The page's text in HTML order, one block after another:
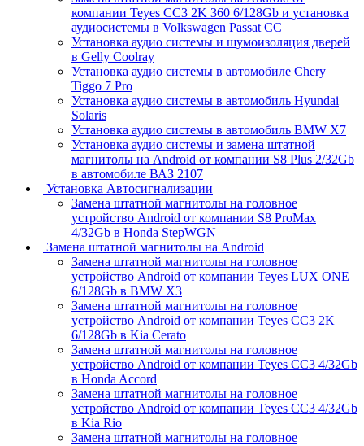
компании Teyes CC3 2K 360 6/128Gb и установка
аудиосистемы в Volkswagen Passat CC
Установка аудио системы и шумоизоляция дверей
в Gelly Coolray
Установка аудио системы в автомобиле Chery
Tiggo 7 Pro
Установка аудио системы в автомобиль Hyundai
Solaris
Установка аудио системы в автомобиль BMW X7
Установка аудио системы и замена штатной
магнитолы на Android от компании S8 Plus 2/32Gb
в автомобиле ВАЗ 2107
Установка Автосигнализации
Замена штатной магнитолы на головное
устройство Android от компании S8 ProMax
4/32Gb в Honda StepWGN
Замена штатной магнитолы на Android
Замена штатной магнитолы на головное
устройство Android от компании Teyes LUX ONE
6/128Gb в BMW X3
Замена штатной магнитолы на головное
устройство Android от компании Teyes CC3 2K
6/128Gb в Kia Cerato
Замена штатной магнитолы на головное
устройство Android от компании Teyes CC3 4/32Gb
в Honda Accord
Замена штатной магнитолы на головное
устройство Android от компании Teyes CC3 4/32Gb
в Kia Rio
Замена штатной магнитолы на головное